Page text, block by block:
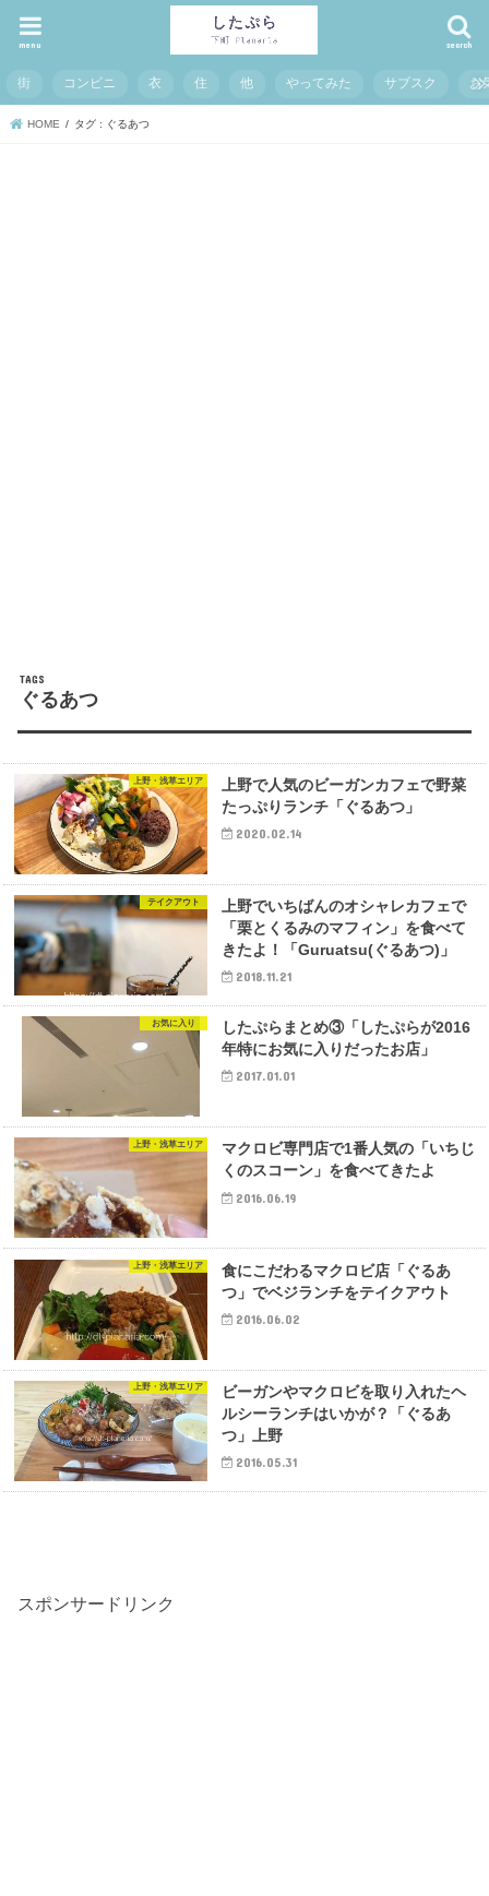
search
menu
街 コンビニ 衣 住 他 やってみた サブスク お
HOME タグ : ぐるあつ
ぐるあつ
上野・浅草エリア
上野で人気のビーガンカフェで野菜
たっぷりランチ「ぐるあつ」
2020.02.14
テイクアウト
上野でいちばんのオシャレカフェで
「栗とくるみのマフィン」を食べて
きたよ！「Guruatsu(ぐるあつ)」
2018.11.21
お気に入り
したぷらまとめ③「したぷらが2016
年特にお気に入りだったお店」
2017.01.01
上野・浅草エリア
マクロビ専門店で1番人気の「いちじ
くのスコーン」を食べてきたよ
2016.06.19
上野・浅草エリア
食にこだわるマクロビ店「ぐるあ
つ」でベジランチをテイクアウト
2016.06.02
上野・浅草エリア
ビーガンやマクロビを取り入れたヘ
ルシーランチはいかが？「ぐるあ
つ」上野
2016.05.31
スポンサードリンク